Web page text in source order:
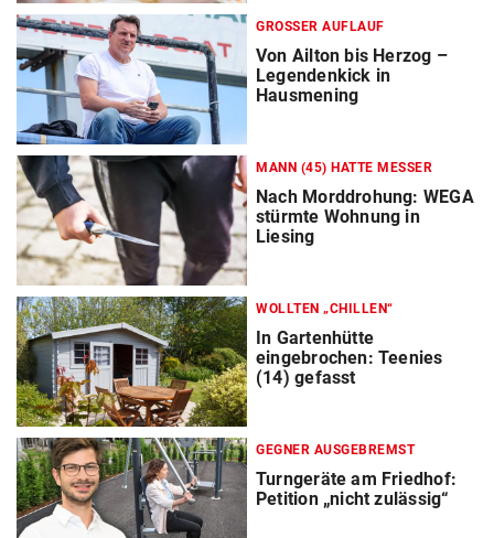
GROSSER AUFLAUF
Von Ailton bis Herzog –
Legendenkick in
Hausmening
MANN (45) HATTE MESSER
Nach Morddrohung: WEGA
stürmte Wohnung in
Liesing
WOLLTEN „CHILLEN“
In Gartenhütte
eingebrochen: Teenies
(14) gefasst
GEGNER AUSGEBREMST
Turngeräte am Friedhof:
Petition „nicht zulässig“